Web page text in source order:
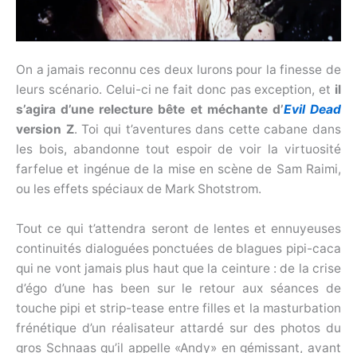
On a jamais reconnu ces deux lurons pour la finesse de
leurs scénario. Celui-ci ne fait donc pas exception, et il
s’agira d’une relecture bête et méchante d’Evil Dead
version Z. Toi qui t’aventures dans cette cabane dans
les bois, abandonne tout espoir de voir la virtuosité
farfelue et ingénue de la mise en scène de Sam Raimi,
ou les effets spéciaux de Mark Shotstrom.
Tout ce qui t’attendra seront de lentes et ennuyeuses
continuités dialoguées ponctuées de blagues pipi-caca
qui ne vont jamais plus haut que la ceinture : de la crise
d’égo d’une has been sur le retour aux séances de
touche pipi et strip-tease entre filles et la masturbation
frénétique d’un réalisateur attardé sur des photos du
gros Schnaas qu’il appelle «Andy» en gémissant, avant